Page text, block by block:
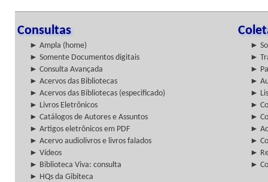
Consultas
► Ampla (home)
►
► Somente Documentos digitais
►
► Consulta Avançada
►
► Acervos das Bibliotecas
►
► Acervos das Bibliotecas (especificado)
►
► Livros Eletrônicos
►
► Catálogos de Autores e Assuntos
►
► Artigos eletrônicos em PDF
►
► Acervo audiolivros e livros falados
►
► Vídeos
►
► Biblioteca Viva: consulta
►
► HQs da Gibiteca